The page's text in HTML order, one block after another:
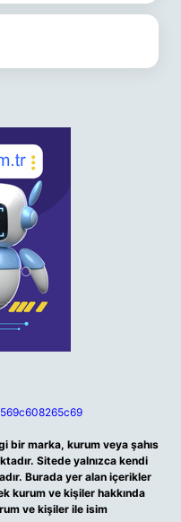
bir marka, kurum veya şahıs
Sitede yalnızca kendi
Burada yer alan içerikler
kurum ve kişiler hakkında
ve kişiler ile isim